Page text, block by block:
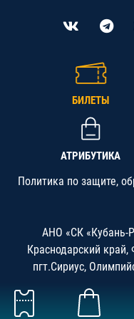
БИЛЕТЫ
АТРИБУТИКА
Политика по защите,
АНО «СК «Кубань-
Краснодарский край,
пгт.Сириус,